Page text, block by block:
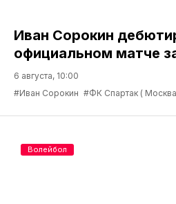
Иван Сорокин
официальном матче
6 августа, 10:00
#Иван Сорокин #ФК Спартак (
Волейбол